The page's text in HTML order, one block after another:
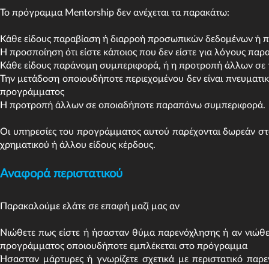
Το πρόγραμμα Mentorship δεν ανέχεται τα παρακάτω:
Κάθε είδους παραβίαση ή διαρροή προσωπικών δεδομένων
Η προσποίηση ότι είστε κάποιος που δεν είστε για λόγους
Κάθε είδους παράνομη συμπεριφορά, ή η προτροπή άλλων σε
Την μετάδοση οποιουδήποτε περιεχομένου δεν είναι
προγράμματος
Η προτροπή άλλων σε οποιαδήποτε παραπάνω συμπεριφορά.
Οι υπηρεσίες του προγράμματος αυτού παρέχονται δωρεάν
χρηματικού ή άλλου είδους κέρδους.
Αναφορά περιστατικού
Παρακαλούμε ελάτε σε επαφή μαζί μας αν
Νιώθετε πως είστε ή ήσασταν θύμα παρενόχλησης ή αν
προγράμματος οποιουδήποτε εμπλέκεται στο πρόγραμμα
Ήσασταν μάρτυρες ή γνωρίζετε σχετικά με περιστατικό